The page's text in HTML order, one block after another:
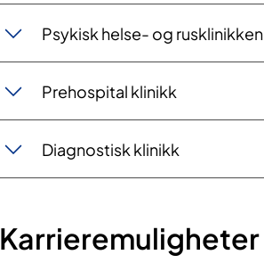
Psyk​isk helse- og rusklinikken
Prehospital klin​​ikk
Diagnostisk klinikk
Ka​​rrieremuligheter